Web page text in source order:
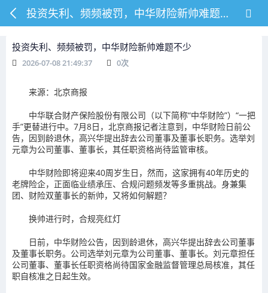
投资失利、频频被罚，中华财险新帅难题不少
投资失利、频频被罚，中华财险新帅难题不少
2026-07-08 21:49:37 0次
来源：北京商报
中华联合财产保险股份有限公司（以下简称“中华财险”）“一把
手”更替进行中。7月8日，北京商报记者注意到，中华财险日前公
告，因到龄退休，高兴华提出辞去公司董事及董事长职务。选举刘
元章为公司董事、董事长，其任职资格尚待监管审核。
中华财险即将迎来40周岁生日，然而，这家拥有40年历史的
老牌险企，正面临业绩承压、合规问题频发等多重挑战。身兼集
团、财险双董事长的新帅，又将如何解题？
换帅进行时，合规亮红灯
日前，中华财险公告，因到龄退休，高兴华提出辞去公司董事
及董事长职务。公司选举刘元章为公司董事、董事长。刘元章担任
公司董事、董事长任职资格尚待国家金融监督管理总局核准，其任
职自核准之日起生效。